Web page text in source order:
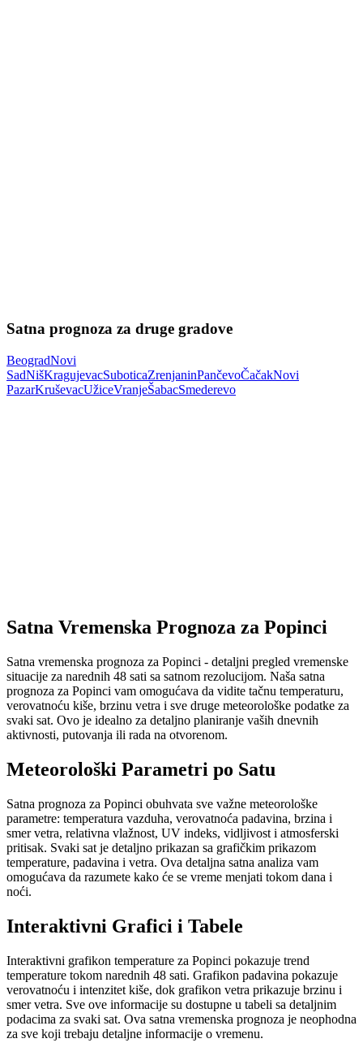
Satna prognoza za druge gradove
BeogradNovi
SadNišKragujevacSuboticaZrenjaninPančevoČačakNovi
PazarKruševacUžiceVranjeŠabacSmederevo
Satna Vremenska Prognoza za Popinci
Satna vremenska prognoza za Popinci - detaljni pregled vremenske
situacije za narednih 48 sati sa satnom rezolucijom. Naša satna
prognoza za Popinci vam omogućava da vidite tačnu temperaturu,
verovatnoću kiše, brzinu vetra i sve druge meteorološke podatke za
svaki sat. Ovo je idealno za detaljno planiranje vaših dnevnih
aktivnosti, putovanja ili rada na otvorenom.
Meteorološki Parametri po Satu
Satna prognoza za Popinci obuhvata sve važne meteorološke
parametre: temperatura vazduha, verovatnoća padavina, brzina i
smer vetra, relativna vlažnost, UV indeks, vidljivost i atmosferski
pritisak. Svaki sat je detaljno prikazan sa grafičkim prikazom
temperature, padavina i vetra. Ova detaljna satna analiza vam
omogućava da razumete kako će se vreme menjati tokom dana i
noći.
Interaktivni Grafici i Tabele
Interaktivni grafikon temperature za Popinci pokazuje trend
temperature tokom narednih 48 sati. Grafikon padavina pokazuje
verovatnoću i intenzitet kiše, dok grafikon vetra prikazuje brzinu i
smer vetra. Sve ove informacije su dostupne u tabeli sa detaljnim
podacima za svaki sat. Ova satna vremenska prognoza je neophodna
za sve koji trebaju detaljne informacije o vremenu.